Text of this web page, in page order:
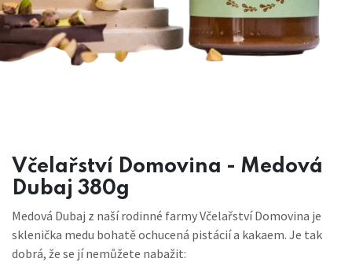
Včelařství Domovina - Medová
Dubaj 380g
Medová Dubaj z naší rodinné farmy Včelařství Domovina je
sklenička medu bohatě ochucená pistácií a kakaem. Je tak
dobrá, že se jí nemůžete nabažit: